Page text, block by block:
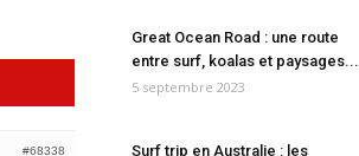
#68338
Great Ocean Road : une route
entre surf, koalas et paysages...
5 septembre 2023
Surf trip en Australie : les